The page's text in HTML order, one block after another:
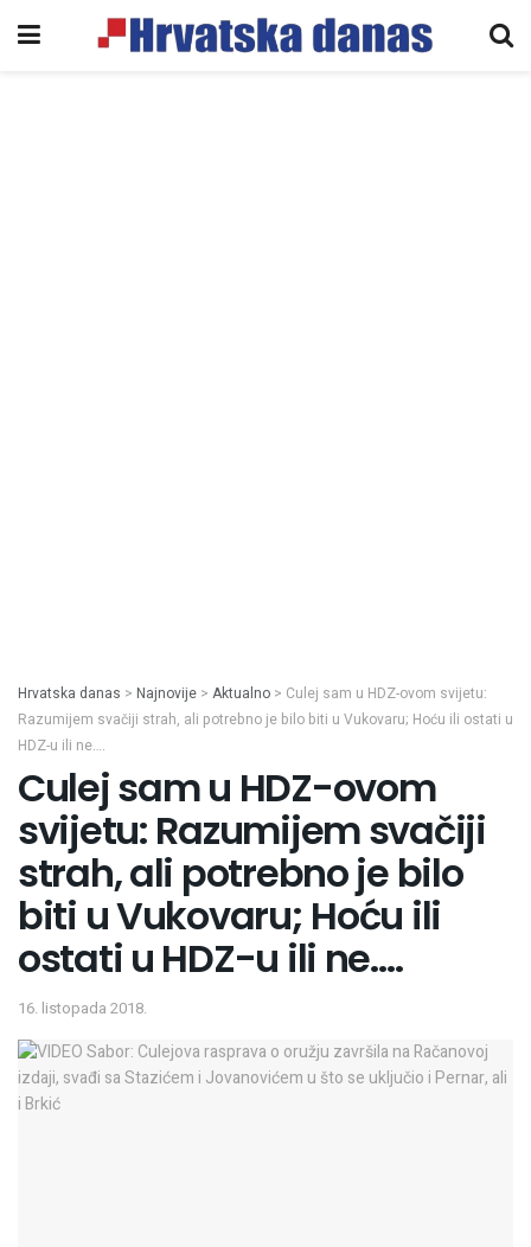
Hrvatska danas > Najnovije > Aktualno > Culej sam u HDZ-ovom svijetu:
Razumijem svačiji strah, ali potrebno je bilo biti u Vukovaru; Hoću ili ostati u
HDZ-u ili ne….
Culej sam u HDZ-ovom
svijetu: Razumijem svačiji
strah, ali potrebno je bilo
biti u Vukovaru; Hoću ili
ostati u HDZ-u ili ne….
16. listopada 2018.